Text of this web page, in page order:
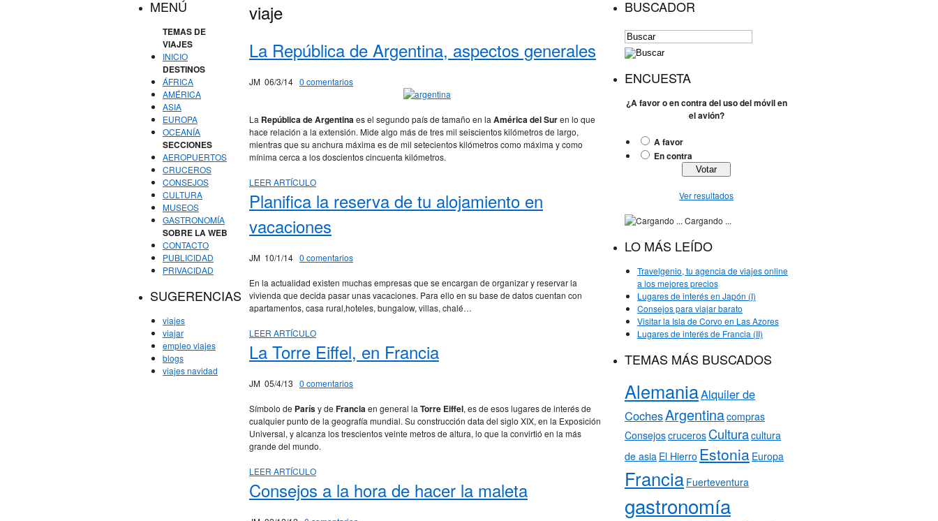
MENÚ
TEMAS DE
VIAJES
INICIO
DESTINOS
ÁFRICA
AMÉRICA
ASIA
EUROPA
OCEANÍA
SECCIONES
AEROPUERTOS
CRUCEROS
CONSEJOS
CULTURA
MUSEOS
GASTRONOMÍA
SOBRE LA WEB
CONTACTO
PUBLICIDAD
PRIVACIDAD
SUGERENCIAS
viajes
viajar
empleo viajes
blogs
viajes navidad
viaje
La República de Argentina, aspectos generales
JM 06/3/14 0 comentarios
La República de Argentinaes el segundo país de tamaño en la América del Suren lo que
hace relación a la extensión. Mide algo más de tres mil seiscientos kilómetros de largo,
mientras que su anchura máxima es de mil setecientos kilómetros como máxima y como
mínima cerca a los doscientos cincuenta kilómetros.
LEER ARTÍCULO
Planifica la reserva de tu alojamiento en
vacaciones
JM 10/1/14 0 comentarios
En la actualidad existen muchas empresas que se encargan de organizar y reservar la
vivienda que decida pasar unas vacaciones. Para ello en su base de datos cuentan con
apartamentos, casa rural,hoteles, bungalow, villas, chalé…
LEER ARTÍCULO
La Torre Eiffel, en Francia
JM 05/4/13 0 comentarios
Símbolo de Parísy de Franciaen general la Torre Eiffel, es de esos lugares de interés de
cualquier punto de la geografía mundial. Su construcción data del siglo XIX, en la Exposición
Universal, y alcanza los trescientos veinte metros de altura, lo que la convirtió en la más
grande del mundo.
LEER ARTÍCULO
Consejos a la hora de hacer la maleta
BUSCADOR
ENCUESTA
¿A favor o en contra del uso del móvil en
el avión?
A favor
En contra
Ver resultados
Cargando ...
LO MÁS LEÍDO
Travelgenio, tu agencia de viajes online
a los mejores precios
Lugares de interés en Japón (I)
Consejos para viajar barato
Visitar la Isla de Corvo en Las Azores
Lugares de interés de Francia (II)
TEMAS MÁS BUSCADOS
AlemaniaAlquiler de
CochesArgentinacompras
Consejoscruceros Culturacultura
de asia El Hierro Estonia Europa
Francia Fuerteventura
gastronomía